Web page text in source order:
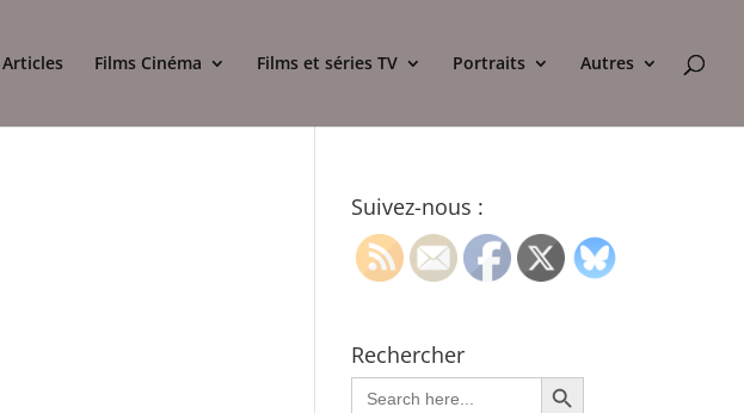
Articles Films Cinéma Films et séries TV Portraits Autres
Suivez-nous :
Rechercher
Search
for:
Search Button